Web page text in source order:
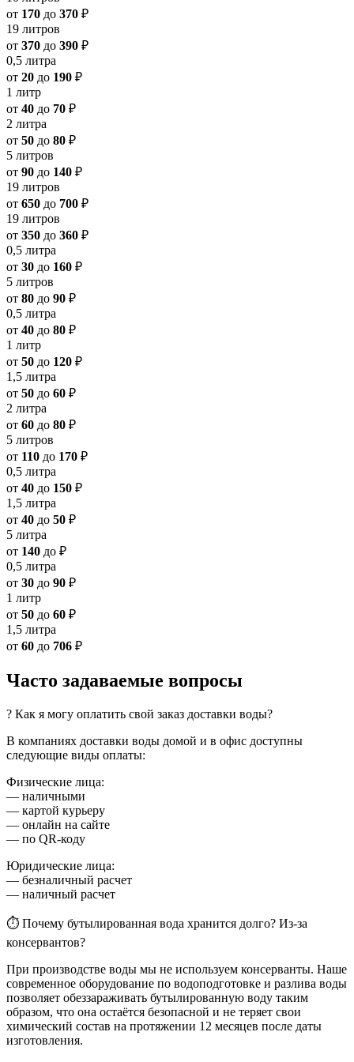
от 170 до 370 ₽
19 литров
от 370 до 390 ₽
0,5 литра
от 20 до 190 ₽
1 литр
от 40 до 70 ₽
2 литра
от 50 до 80 ₽
5 литров
от 90 до 140 ₽
19 литров
от 650 до 700 ₽
19 литров
от 350 до 360 ₽
0,5 литра
от 30 до 160 ₽
5 литров
от 80 до 90 ₽
0,5 литра
от 40 до 80 ₽
1 литр
от 50 до 120 ₽
1,5 литра
от 50 до 60 ₽
2 литра
от 60 до 80 ₽
5 литров
от 110 до 170 ₽
0,5 литра
от 40 до 150 ₽
1,5 литра
от 40 до 50 ₽
5 литра
от 140 до ₽
0,5 литра
от 30 до 90 ₽
1 литр
от 50 до 60 ₽
1,5 литра
от 60 до 706 ₽
Часто задаваемые вопросы
? Как я могу оплатить свой заказ доставки воды?
В компаниях доставки воды домой и в офис доступны
следующие виды оплаты:
Физические лица:
— наличными
— картой курьеру
— онлайн на сайте
— по QR-коду
Юридические лица:
— безналичный расчет
— наличный расчет
⏱ Почему бутылированная вода хранится долго? Из-за
консервантов?
При производстве воды мы не используем консерванты. Наше
современное оборудование по водоподготовке и разлива воды
позволяет обеззараживать бутылированную воду таким
образом, что она остаётся безопасной и не теряет свои
химический состав на протяжении 12 месяцев после даты
изготовления.